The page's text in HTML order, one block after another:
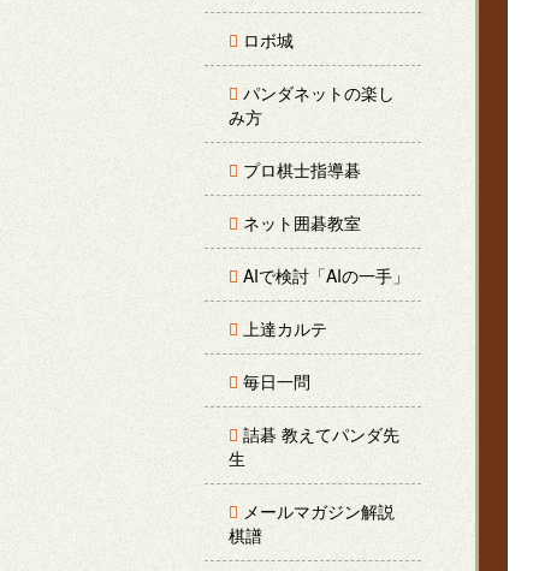
ロボ城
パンダネットの楽し
み方
プロ棋士指導碁
ネット囲碁教室
AIで検討「AIの一手」
上達カルテ
毎日一問
詰碁 教えてパンダ先
生
メールマガジン解説
棋譜